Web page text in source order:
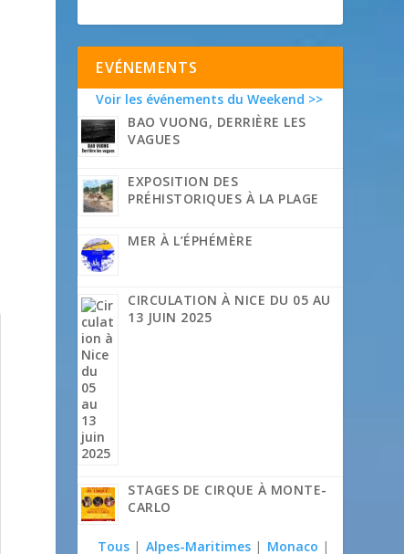
EVÉNEMENTS
Voir les événements du Weekend >>
BAO VUONG, DERRIÈRE LES
VAGUES
EXPOSITION DES
PRÉHISTORIQUES À LA PLAGE
MER À L’ÉPHÉMÈRE
CIRCULATION À NICE DU 05 AU
13 JUIN 2025
STAGES DE CIRQUE À MONTE-
CARLO
Tous | Alpes-Maritimes | Monaco |